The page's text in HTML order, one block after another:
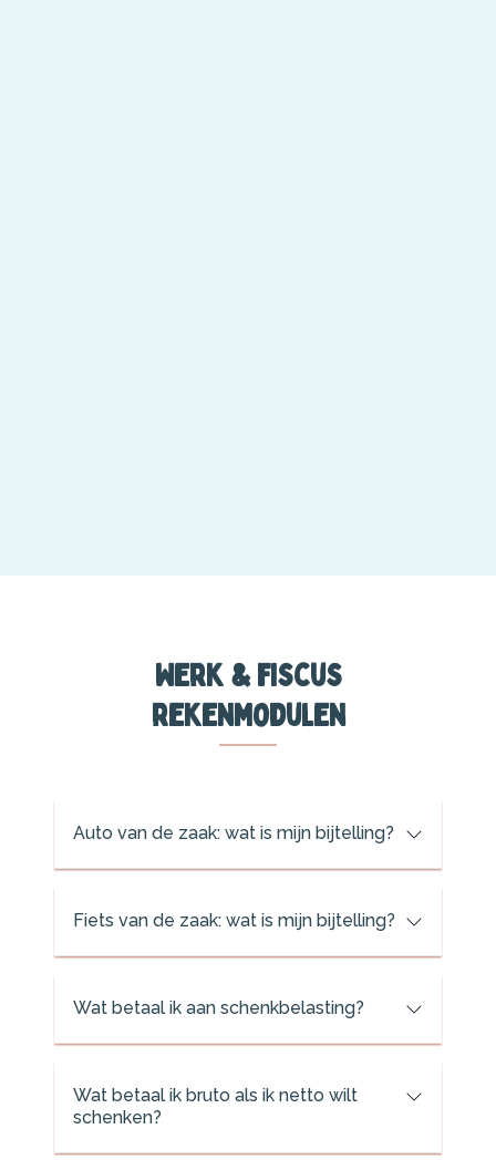
Werk & fiscus
rekenmodulen
Auto van de zaak: wat is mijn bijtelling?
Fiets van de zaak: wat is mijn bijtelling?
Wat betaal ik aan schenkbelasting?
Wat betaal ik bruto als ik netto wilt
schenken?